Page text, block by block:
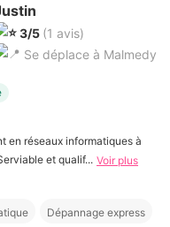
3/5 (1 avis)
Se déplace à Malmedy
en réseaux informatiques à
et qualif... Voir plus
Dépannage express